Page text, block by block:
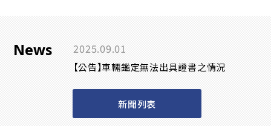
News 2025.09.01
【公告】車輛鑑定無法出具證書之情況
新聞列表